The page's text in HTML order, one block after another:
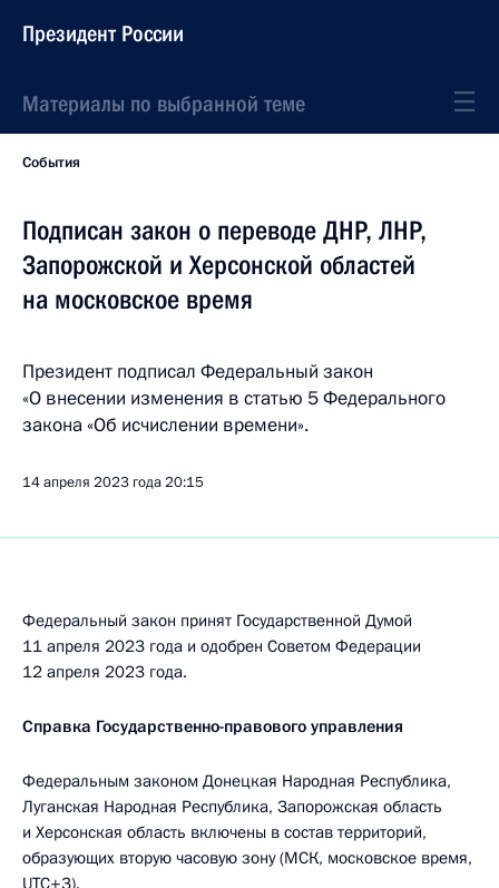
Президент России
Материалы по выбранной теме
События
Подписан закон о переводе ДНР, ЛНР,
Запорожской и Херсонской областей
на московское время
Президент подписал Федеральный закон
«О внесении изменения в статью 5 Федерального
закона «Об исчислении времени».
14 апреля 2023 года20:15
Федеральный закон принят Государственной Думой
11 апреля 2023 года и одобрен Советом Федерации
12 апреля 2023 года.
Справка Государственно-правового управления
Федеральным законом Донецкая Народная Республика,
Луганская Народная Республика, Запорожская область
и Херсонская область включены в состав территорий,
образующих вторую часовую зону (МСК, московское время,
UTC+3).